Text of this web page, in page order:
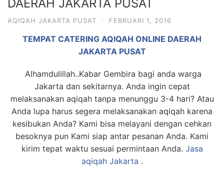
DAERAH JAKARTA PUSAT
AQIQAH JAKARTA PUSAT · FEBRUARI 1, 2016
TEMPAT CATERING AQIQAH ONLINE DAERAH
JAKARTA PUSAT
Alhamdulillah..Kabar Gembira bagi anda warga
Jakarta dan sekitarnya. Anda ingin cepat
melaksanakan aqiqah tanpa menunggu 3-4 hari? Atau
Anda lupa harus segera melaksanakan aqiqah karena
kesibukan Anda? Kami bisa melayani dengan cehkan
besoknya pun Kami siap antar pesanan Anda. Kami
kirim tepat waktu sesuai permintaan Anda. Jasa
aqiqah Jakarta .